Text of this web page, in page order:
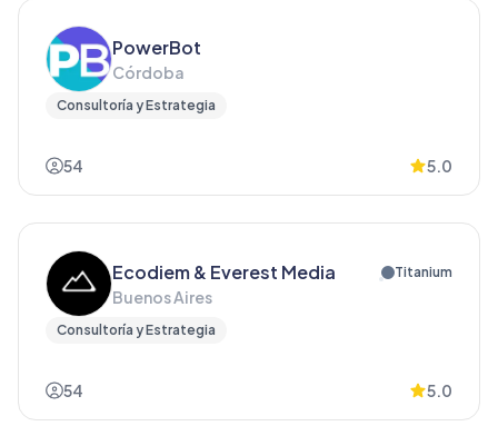
PowerBot
Córdoba
Consultoría y Estrategia
54 5.0
Ecodiem & Everest Media Titanium
Buenos Aires
Consultoría y Estrategia
54 5.0